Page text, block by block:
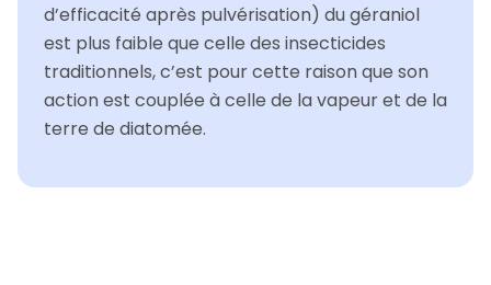
d’efficacité après pulvérisation) du géraniol
est plus faible que celle des insecticides
traditionnels, c’est pour cette raison que son
action est couplée à celle de la vapeur et de la
terre de diatomée.